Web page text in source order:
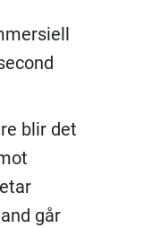
blir det
går